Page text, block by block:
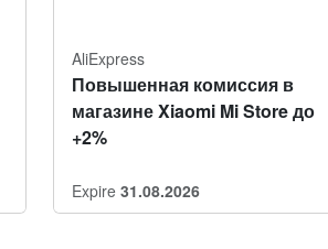
AliExpress
Повышенная комиссия в
магазине Xiaomi Mi Store до
+2%
Expire 31.08.2026